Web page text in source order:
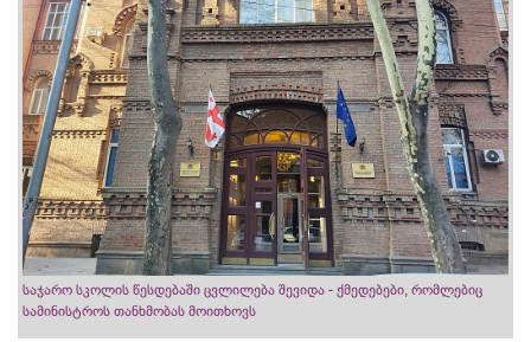
საჯარო სკოლის წესდებაში ცვლილება შევიდა - ქმედებები, რომლებიც
სამინისტროს თანხმობას მოითხოვს